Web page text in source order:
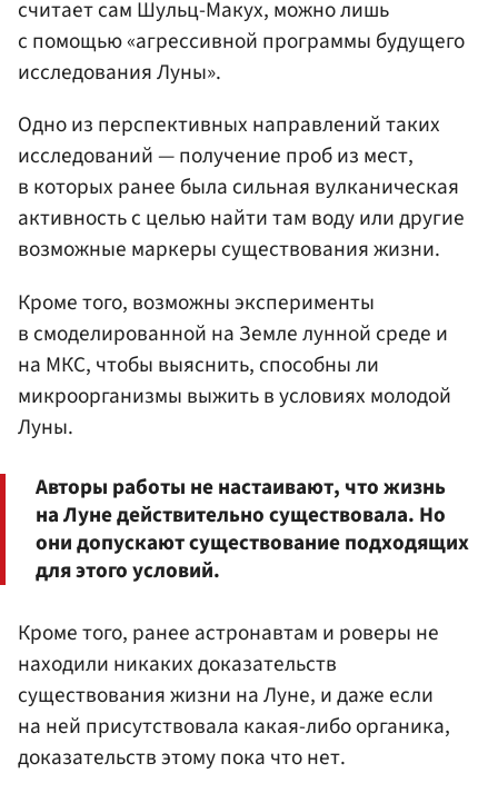
считает сам Шульц-Макух, можно лишь
с помощью «агрессивной программы будущего
исследования Луны».
Одно из перспективных направлений таких
исследований — получение проб из мест,
в которых ранее была сильная вулканическая
активность с целью найти там воду или другие
возможные маркеры существования жизни.
Кроме того, возможны эксперименты
в смоделированной на Земле лунной среде и
на МКС, чтобы выяснить, способны ли
микроорганизмы выжить в условиях молодой
Луны.
Авторы работы не настаивают, что жизнь
на Луне действительно существовала. Но
они допускают существование подходящих
для этого условий.
Кроме того, ранее астронавтам и роверы не
находили никаких доказательств
существования жизни на Луне, и даже если
на ней присутствовала какая-либо органика,
доказательств этому пока что нет.